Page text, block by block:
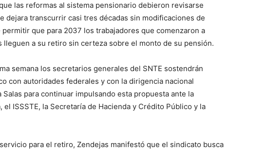
las reformas al sistema pensionario debieron revisarse
dejara transcurrir casi tres décadas sin modificaciones de
que para 2037 los trabajadores que comenzaron a
a su retiro sin certeza sobre el monto de su pensión.
semana los secretarios generales del SNTE sostendrán
con autoridades federales y con la dirigencia nacional
para continuar impulsando esta propuesta ante la
el ISSSTE, la Secretaría de Hacienda y Crédito Público y la
para el retiro, Zendejas manifestó que el sindicato busca